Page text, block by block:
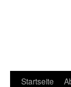
Startseite